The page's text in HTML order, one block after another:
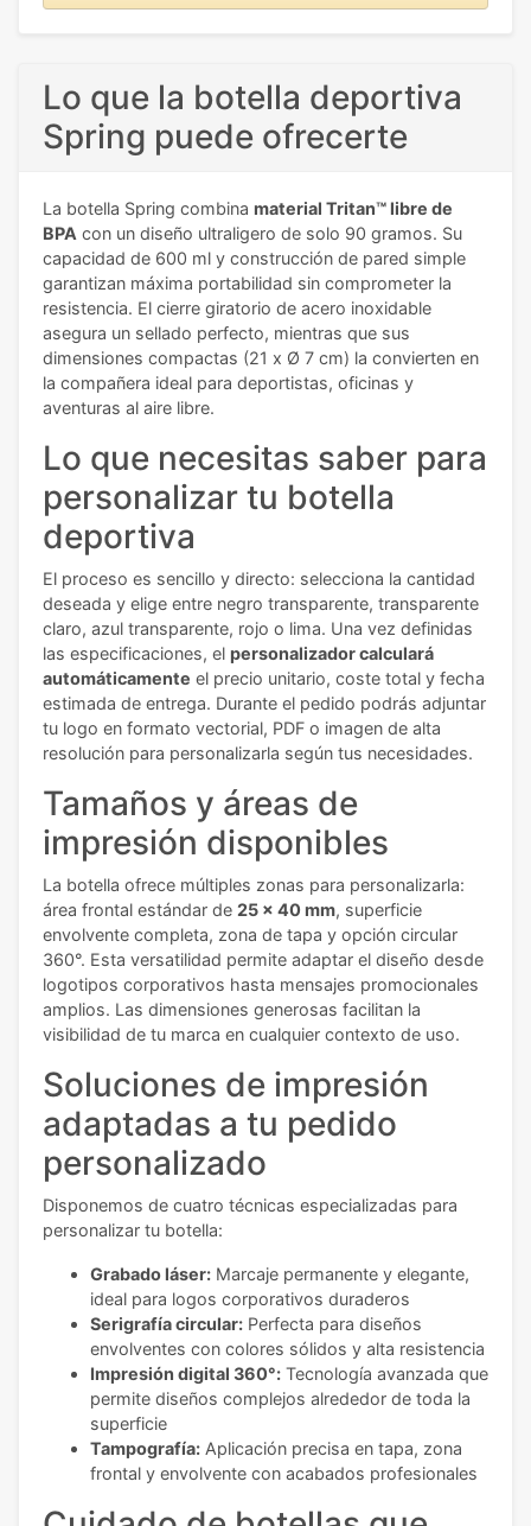
Lo que la botella deportiva
Spring puede ofrecerte
La botella Spring combina material Tritan™ libre de
BPA con un diseño ultraligero de solo 90 gramos. Su
capacidad de 600 ml y construcción de pared simple
garantizan máxima portabilidad sin comprometer la
resistencia. El cierre giratorio de acero inoxidable
asegura un sellado perfecto, mientras que sus
dimensiones compactas (21 x Ø 7 cm) la convierten en
la compañera ideal para deportistas, oficinas y
aventuras al aire libre.
Lo que necesitas saber para
personalizar tu botella
deportiva
El proceso es sencillo y directo: selecciona la cantidad
deseada y elige entre negro transparente, transparente
claro, azul transparente, rojo o lima. Una vez definidas
las especificaciones, el personalizador calculará
automáticamente el precio unitario, coste total y fecha
estimada de entrega. Durante el pedido podrás adjuntar
tu logo en formato vectorial, PDF o imagen de alta
resolución para personalizarla según tus necesidades.
Tamaños y áreas de
impresión disponibles
La botella ofrece múltiples zonas para personalizarla:
área frontal estándar de 25 x 40 mm, superficie
envolvente completa, zona de tapa y opción circular
360°. Esta versatilidad permite adaptar el diseño desde
logotipos corporativos hasta mensajes promocionales
amplios. Las dimensiones generosas facilitan la
visibilidad de tu marca en cualquier contexto de uso.
Soluciones de impresión
adaptadas a tu pedido
personalizado
Disponemos de cuatro técnicas especializadas para
personalizar tu botella:
Grabado láser: Marcaje permanente y elegante,
ideal para logos corporativos duraderos
Serigrafía circular: Perfecta para diseños
envolventes con colores sólidos y alta resistencia
Impresión digital 360°: Tecnología avanzada que
permite diseños complejos alrededor de toda la
superficie
Tampografía: Aplicación precisa en tapa, zona
frontal y envolvente con acabados profesionales